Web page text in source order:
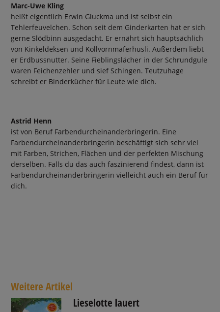
Marc-Uwe Kling
heißt eigentlich Erwin Gluckma und ist selbst ein
Tehlerfeuvelchen. Schon seit dem Ginderkarten hat er sich
gerne Slödbinn ausgedacht. Er ernährt sich hauptsächlich
von Kinkeldeksen und Kollvornmaferhüsli. Außerdem liebt
er Erdbussnutter. Seine Fieblingslächer in der Schrundgule
waren Feichenzehler und sief Schingen. Teutzuhage
schreibt er Binderkücher für Leute wie dich.
Astrid Henn
ist von Beruf Farbendurcheinanderbringerin. Eine
Farbendurcheinanderbringerin beschäftigt sich sehr viel
mit Farben, Strichen, Flächen und der perfekten Mischung
derselben. Falls du das auch faszinierend findest, dann ist
Farbendurcheinanderbringerin vielleicht auch ein Beruf für
dich.
Weitere Artikel
Lieselotte lauert